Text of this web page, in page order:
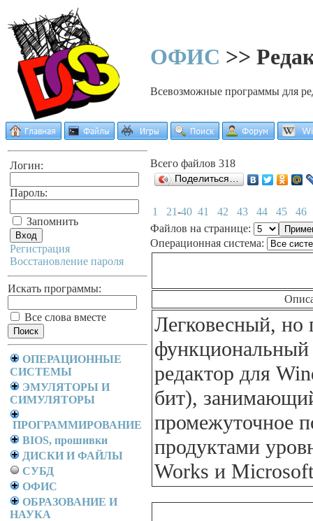
ОФИС >>
Всевозможные программы для
Логин:
Пароль:
Запомнить
Регистрация
Восстановление пароля
Искать программы:
Все слова вместе
ОПЕРАЦИОННЫЕ
СИСТЕМЫ
ЭМУЛЯТОРЫ И
СИМУЛЯТОРЫ
ПРОГРАММИРОВАНИЕ
BIOS, прошивки
ДИСКИ И ФАЙЛЫ
СУБД
ОФИС
ОБРАЗОВАНИЕ И
НАУКА
Всего файлов 318
Поделиться…
1 21-40 41 42 43 44 45
46
Файлов на странице:
Операционная система:
Легковесный, но
функциональный
редактор для
бит),
промежуточное
продуктами
Works и